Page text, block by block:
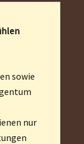
sowie
nur